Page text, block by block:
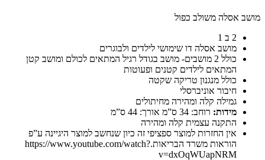
מושב אסלה משולב כפול
2 ב 1
מושב אסלה דו שימושי לילדים ולבוגרים
כולל 2 מושבים- מושב בגודל רגיל המתאים לכולם ומושב קטן
המתאים לילדים קטנים ופעוטות
כולל מנגנון טריקה שקטה
חיבור אוניברסלי
גמילה קלה ומהירה מחיתולים
מידות: רוחב: 34 ס”מ אורך: 44 ס”מ
התקנה עצמית קלה ומהירה
אין החזרות למוצר ספציפי זה כיון שנחשב למוצר היגיינה ע”פ
הוראות משרד הבריאות.https://www.youtube.com/watch?
v=dxOqWUapNRM